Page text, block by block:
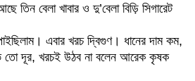
তিন বেলা খাবার ও দু’বেলা বিড়ি সিগারেট
এবার খরচ দ্বিগুণ। ধানের দাম কম,
তো দূর, খরচই উঠব না বলেন আরেক কৃষক